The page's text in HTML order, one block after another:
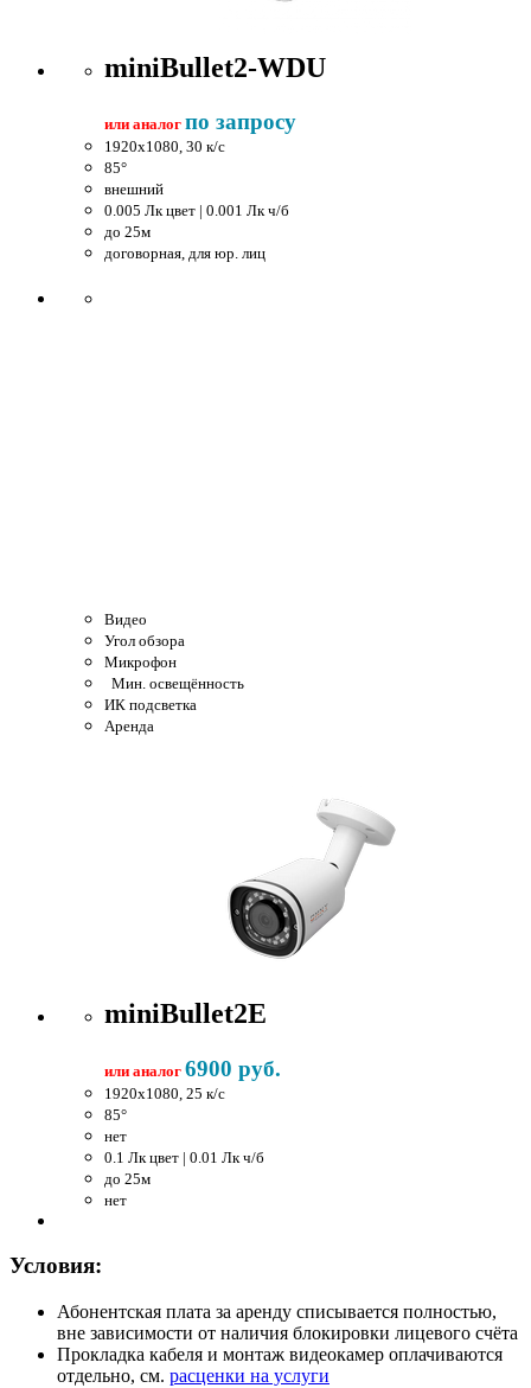
miniBullet2-WDU
или аналог по запросу
1920x1080, 30 к/c
85°
внешний
0.005 Лк цвет | 0.001 Лк ч/б
до 25м
договорная, для юр. лиц
Видео
Угол обзора
Микрофон
Мин. освещённость
ИК подсветка
Аренда
miniBullet2E
или аналог 6900 руб.
1920x1080, 25 к/c
85°
нет
0.1 Лк цвет | 0.01 Лк ч/б
до 25м
нет
Условия:
Абонентская плата за аренду списывается полностью,
вне зависимости от наличия блокировки лицевого счёта
Прокладка кабеля и монтаж видеокамер оплачиваются
отдельно, см. расценки на услуги